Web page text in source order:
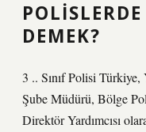
DEMEK?
3 .. Sınıf Polisi
Şube Müdürü, Bölge
Direktör Yardımcısı